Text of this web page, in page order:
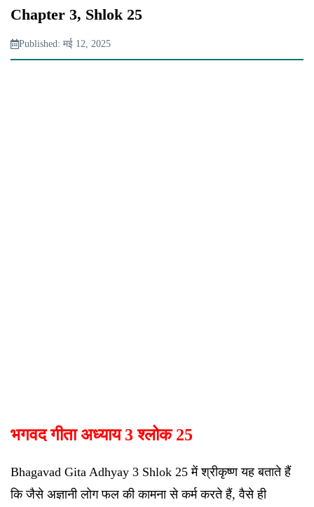
Chapter 3, Shlok 25
Published: मई 12, 2025
भगवद गीता अध्याय 3 श्लोक 25
Bhagavad Gita Adhyay 3 Shlok 25 में श्रीकृष्ण यह बताते हैं
कि जैसे अज्ञानी लोग फल की कामना से कर्म करते हैं, वैसे ही